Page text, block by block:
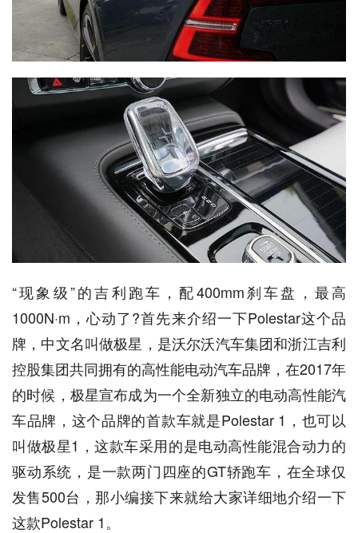
“现象级”的吉利跑车，配400mm刹车盘，最高
1000N·m，心动了?首先来介绍一下Polestar这个品
牌，中文名叫做极星，是沃尔沃汽车集团和浙江吉利
控股集团共同拥有的高性能电动汽车品牌，在2017年
的时候，极星宣布成为一个全新独立的电动高性能汽
车品牌，这个品牌的首款车就是Polestar 1，也可以
叫做极星1，这款车采用的是电动高性能混合动力的
驱动系统，是一款两门四座的GT轿跑车，在全球仅
发售500台，那小编接下来就给大家详细地介绍一下
这款Polestar 1。